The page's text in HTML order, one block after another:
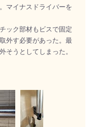
マイナスドライバーを
ック部材もビスで固定
外す必要があった。最
そうとしてしまった。